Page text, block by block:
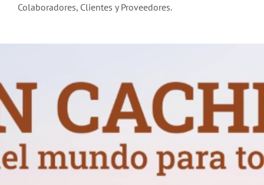
Colaboradores, Clientes y Proveedores.